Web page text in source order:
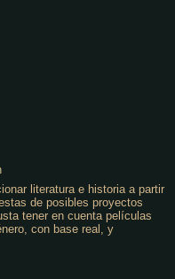
literatura e historia a partir
de posibles proyectos
tener en cuenta películas
con base real, y